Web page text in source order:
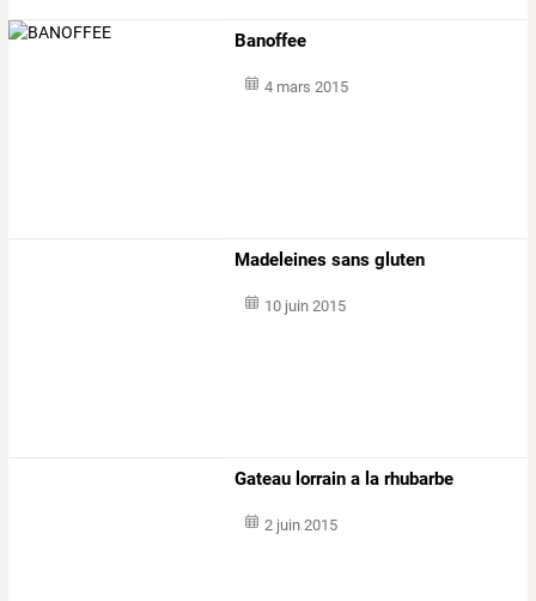
Banoffee
4 mars 2015
Madeleines sans gluten
10 juin 2015
Gateau lorrain a la rhubarbe
2 juin 2015